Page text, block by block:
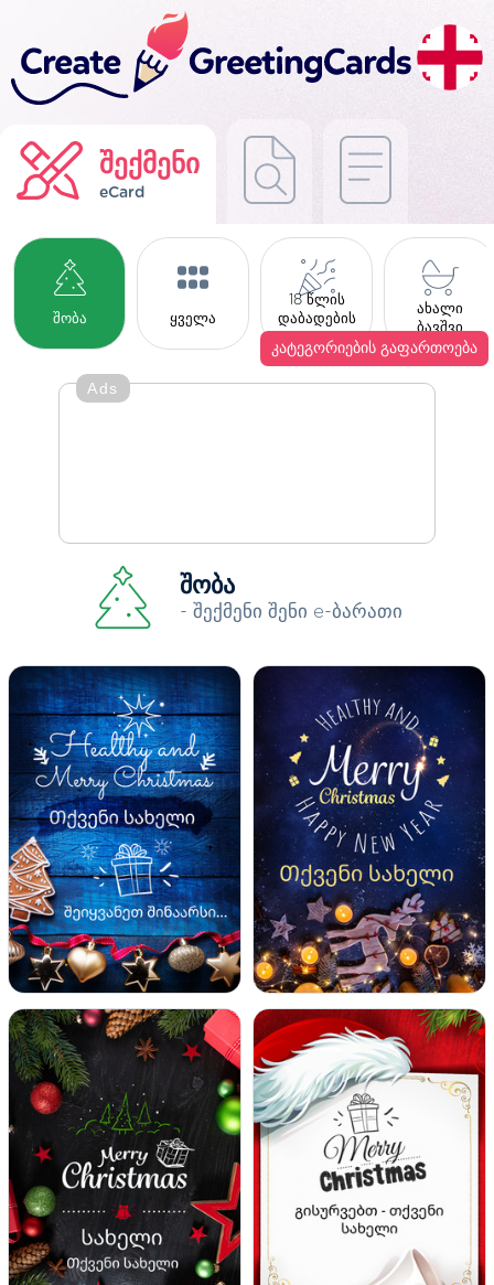
შექმენი
eCard
შობა ყველა
18 წლის
დაბადების
დღე
ახალი
ბავშვი
კატეგორიების გაფართოება
Ads
შობა
- შექმენი შენი e-ბარათი